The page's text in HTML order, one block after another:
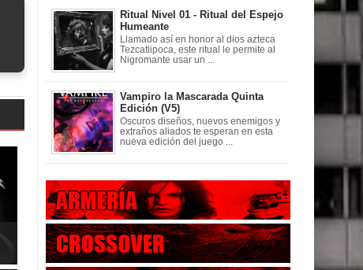
Ritual Nivel 01 - Ritual del Espejo
Humeante
Llamado así en honor al dios azteca
Tezcatlipoca, este ritual le permite al
Nigromante usar un ...
Vampiro la Mascarada Quinta
Edición (V5)
Oscuros diseños, nuevos enemigos y
extraños aliados te esperan en esta
nueva edición del juego ...